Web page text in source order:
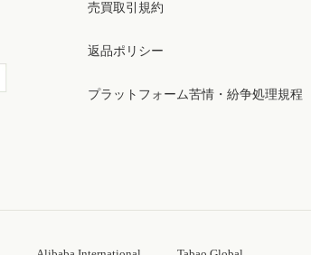
売買取引規約
返品ポリシー
プラットフォーム苦情・紛争処理規程